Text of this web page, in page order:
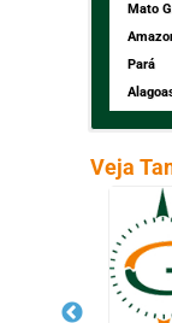
Mato
Pará
Veja